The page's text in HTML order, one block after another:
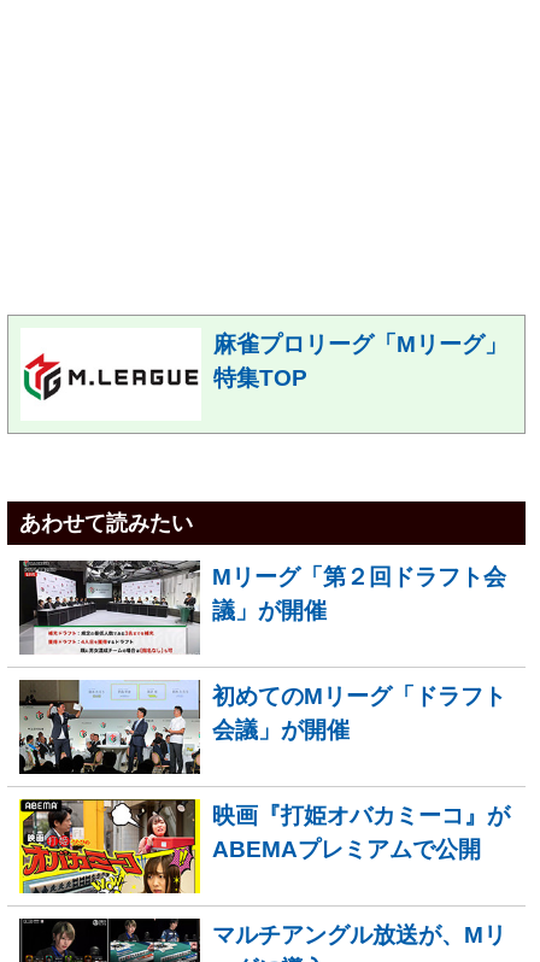
麻雀プロリーグ「Mリーグ」
特集TOP
あわせて読みたい
Mリーグ「第２回ドラフト会
議」が開催
初めてのMリーグ「ドラフト
会議」が開催
映画『打姫オバカミーコ』が
ABEMAプレミアムで公開
マルチアングル放送が、Mリ